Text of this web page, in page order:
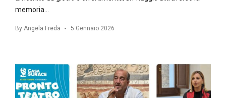
memoria…
By Angela Freda 5 Gennaio 2026